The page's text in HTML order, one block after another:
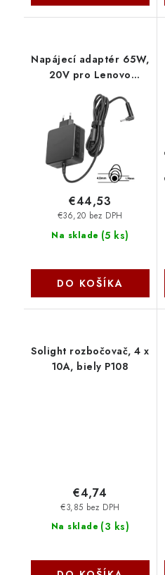
Napájecí adaptér 65W,
20V pro Lenovo
77011165 SIL
Na sklade (5 ks)
€36,20 bez DPH
€44,53
DO KOŠÍKA
Solight rozbočovač, 4 x
10A, biely P108
Na sklade (3 ks)
€3,85 bez DPH
€4,74